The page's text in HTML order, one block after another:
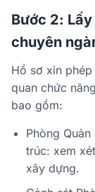
Bước 2:
chuyên
Hồ sơ xin
quan chức
bao gồm:
Phòng
trúc: xem
xây dựng.